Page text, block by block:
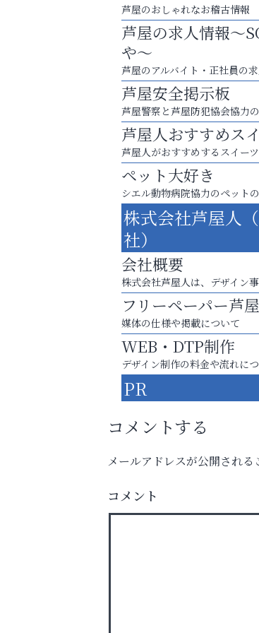
芦屋・西宮・神戸の新店舗PR
知などお気軽にご相談くださ
そうさくてっぱん樹
８周年コースが半額以下の
杉塾 芦屋校
芦屋のおしゃれなお稽古情報
芦屋の求人情報～
や～
芦屋のアルバイト・正社員の
芦屋安全掲示板
芦屋警察と芦屋防犯協会協力
芦屋人おすすめス
芦屋人がおすすめするスイー
ペット大好き
シエル動物病院協力のペット
株式会社芦屋人
社）
会社概要
株式会社芦屋人は、デザイン
フリーペーパー芦
媒体の仕様や掲載について
WEB・DTP制作
デザイン制作の料金や流れに
PR
コメントする
メールアドレスが公開される
コメント